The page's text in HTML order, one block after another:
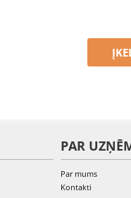
PAR
Par mums
Kontakti